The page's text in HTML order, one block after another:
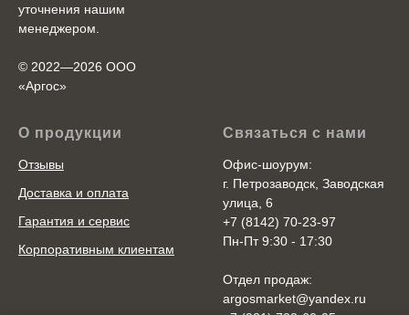
уточнения нашим
менеджером.
© 2022—2026 ООО
«Аргоc»
О продукции
Отзывы
Доставка и оплата
Гарантия и сервис
Корпоративным клиентам
Связаться с нами
Офис-шоурум:
г. Петрозаводск, Заводская
улица, 6
+7 (8142) 70-23-97
Пн-Пт 9:30 - 17:30
Отдел продаж:
argosmarket@yandex.ru